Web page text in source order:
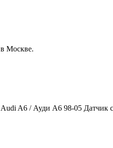
в Москве.
Audi A6 / Ауди А6 98-05 Датчик